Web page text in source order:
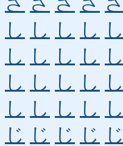
し し し し
し し し し
し し し し
し し し し
じ じ じ じ